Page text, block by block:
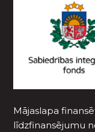
Mājaslapa
līdzfinansējumu